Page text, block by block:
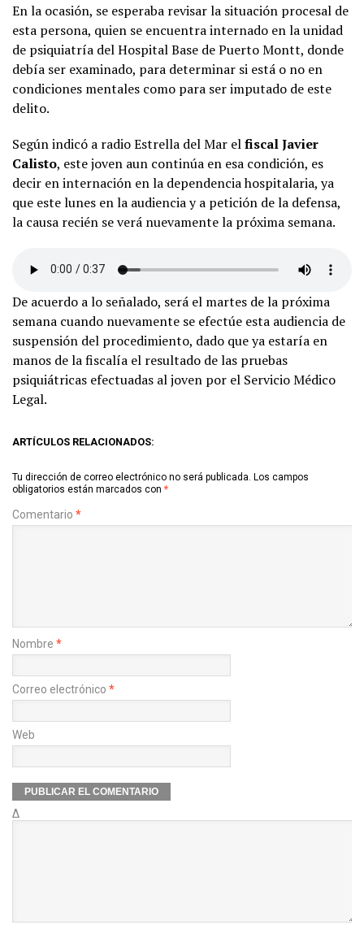
En la ocasión, se esperaba revisar la situación procesal de
esta persona, quien se encuentra internado en la unidad
de psiquiatría del Hospital Base de Puerto Montt, donde
debía ser examinado, para determinar si está o no en
condiciones mentales como para ser imputado de este
delito.
Según indicó a radio Estrella del Mar elfiscal Javier
Calisto, este joven aun continúa en esa condición, es
decir en internación en la dependencia hospitalaria, ya
que este lunes en la audiencia y a petición de la defensa,
la causa recién se verá nuevamente la próxima semana.
De acuerdo a lo señalado, será el martes de la próxima
semana cuando nuevamente se efectúe esta audiencia de
suspensión del procedimiento, dado que ya estaría en
manos de la fiscalía el resultado de las pruebas
psiquiátricas efectuadas al joven por el Servicio Médico
Legal.
ARTÍCULOS RELACIONADOS:
Tu dirección de correo electrónico no será publicada. Los campos
obligatorios están marcados con *
Comentario *
Nombre *
Correo electrónico *
Web
Δ